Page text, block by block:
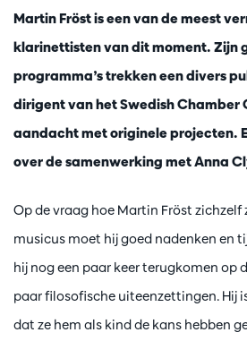
Martin Fröst is een van de meest
klarinettisten van dit moment. Zijn
programma’s trekken een divers
dirigent van het Swedish Chamber
aandacht met originele projecten.
over de samenwerking met Anna
Op de vraag hoe Martin Fröst zichzelf
musicus moet hij goed nadenken en
hij nog een paar keer terugkomen op
paar filosofische uiteenzettingen. Hij
dat ze hem als kind de kans hebben